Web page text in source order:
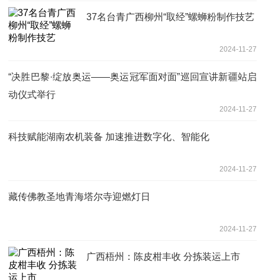
37名台青广西柳州“取经”螺蛳粉制作技艺
2024-11-27
“决胜巴黎·绽放奥运——奥运冠军面对面”巡回宣讲新疆站启
动仪式举行
2024-11-27
科技赋能湖南农机装备 加速推进数字化、智能化
2024-11-27
藏传佛教圣地青海塔尔寺迎燃灯日
2024-11-27
广西梧州：陈皮柑丰收 分拣装运上市